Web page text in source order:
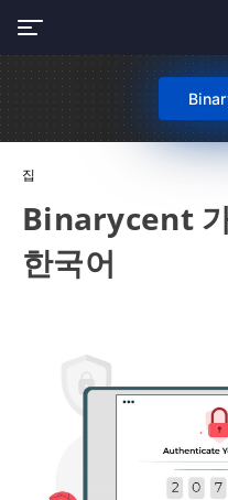
집
Binarycent
한국어